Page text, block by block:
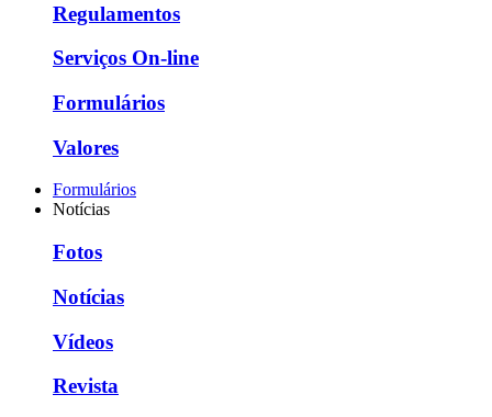
Regulamentos
Serviços On-line
Formulários
Valores
Formulários
Notícias
Fotos
Notícias
Vídeos
Revista